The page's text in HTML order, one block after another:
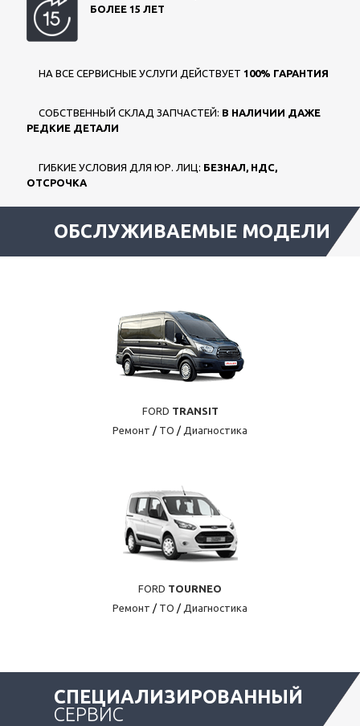
БОЛЕЕ 15 ЛЕТ
НА ВСЕ СЕРВИСНЫЕ УСЛУГИ ДЕЙСТВУЕТ 100% ГАРАНТИЯ
СОБСТВЕННЫЙ СКЛАД ЗАПЧАСТЕЙ: В НАЛИЧИИ ДАЖЕ
РЕДКИЕ ДЕТАЛИ
ГИБКИЕ УСЛОВИЯ ДЛЯ ЮР. ЛИЦ: БЕЗНАЛ, НДС,
ОТСРОЧКА
ОБСЛУЖИВАЕМЫЕ МОДЕЛИ
FORD TRANSIT
Ремонт / ТО / Диагностика
FORD TOURNEO
Ремонт / ТО / Диагностика
СПЕЦИАЛИЗИРОВАННЫЙ
СЕРВИС